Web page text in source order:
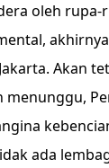
oleh rupa-
Akan
menunggu,
ada